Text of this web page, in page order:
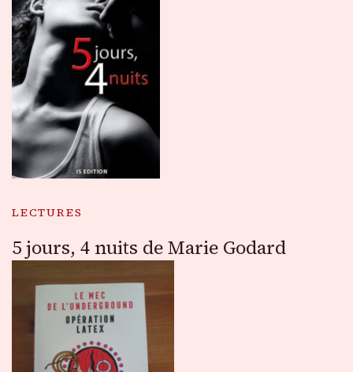
LECTURES
5 jours, 4 nuits de Marie Godard